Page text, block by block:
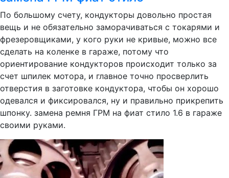
По большому счету, кондукторы довольно простая
вещь и не обязательно заморачиваться с токарями и
фрезеровщиками, у кого руки не кривые, можно все
сделать на коленке в гараже, потому что
ориентирование кондукторов происходит только за
счет шпилек мотора, и главное точно просверлить
отверстия в заготовке кондуктора, чтобы он хорошо
одевался и фиксировался, ну и правильно прикрепить
шпонку. замена ремня ГРМ на фиат стило 1.6 в гараже
своими руками.